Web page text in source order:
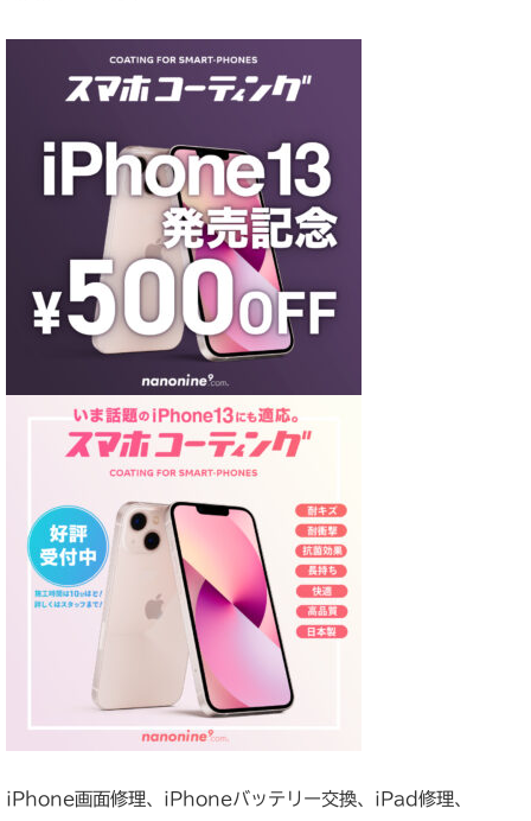
iPhone画面修理、iPhoneバッテリー交換、iPad修理、